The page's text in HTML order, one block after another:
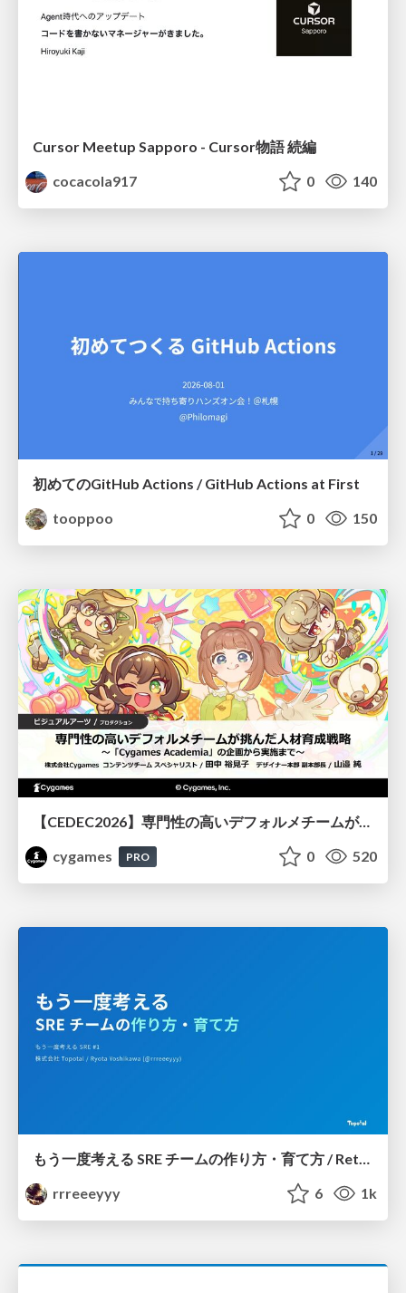
Cursor Meetup Sapporo - Cursor物語 続編
cocacola917
0 140
初めてのGitHub Actions / GitHub Actions at First
tooppoo
0 150
【CEDEC2026】専門性の高いデフォルメチームが挑んだ人材育成戦略 〜Cygames Academiaの企画から実施まで〜
cygames
PRO 0 520
もう一度考える SRE チームの作り方・育て方 / Rethinking SRE #1: Building and Growing SRE Teams
rrreeeyyy
6 1k